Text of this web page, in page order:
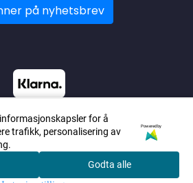
på nyhetsbrev
for å
trafikk, personalisering av
Powered by
Godta alle